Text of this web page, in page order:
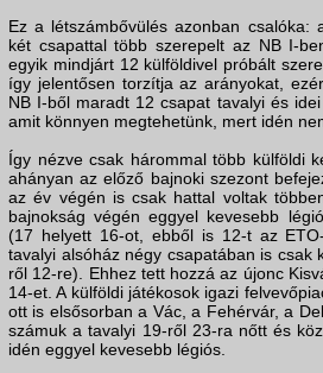
Ez a létszámbővülés azonban csalóka:
két csapattal több szerepelt az NB I-
egyik mindjárt 12 külföldivel próbált
így jelentősen torzítja az arányokat,
NB I-ből maradt 12 csapat tavalyi és
amit könnyen megtehetünk, mert idén
Így nézve csak hárommal több külföldi
ahányan az előző bajnoki szezont
az év végén is csak hattal voltak
bajnokság végén eggyel kevesebb
(17 helyett 16-ot, ebből is 12-t az
tavalyi alsóház négy csapatában is csak
ről 12-re). Ehhez tett hozzá az újonc
14-et. A külföldi játékosok igazi
ott is elsősorban a Vác, a Fehérvár, a
számuk a tavalyi 19-ről 23-ra nőtt és
idén eggyel kevesebb légiós.